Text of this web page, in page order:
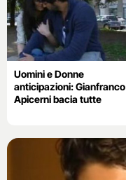
Uomini e Donne
anticipazioni: Gianfranco
Apicerni bacia tutte